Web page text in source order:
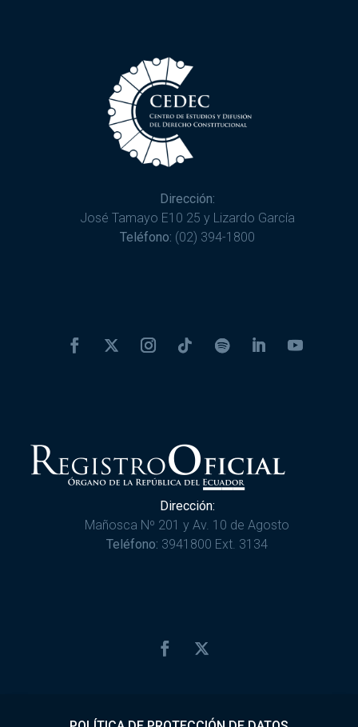
Dirección:
José Tamayo E10 25 y Lizardo García
Teléfono: (02) 394-1800
Dirección:
Mañosca Nº 201 y Av. 10 de Agosto
Teléfono: 3941800 Ext. 3134